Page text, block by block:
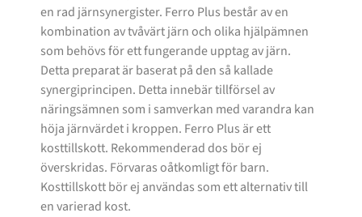
en rad järnsynergister. Ferro Plus består av en
kombination av tvåvärt järn och olika hjälpämnen
som behövs för ett fungerande upptag av järn.
Detta preparat är baserat på den så kallade
synergiprincipen. Detta innebär tillförsel av
näringsämnen som i samverkan med varandra kan
höja järnvärdet i kroppen. Ferro Plus är ett
kosttillskott. Rekommenderad dos bör ej
överskridas. Förvaras oåtkomligt för barn.
Kosttillskott bör ej användas som ett alternativ till
en varierad kost.